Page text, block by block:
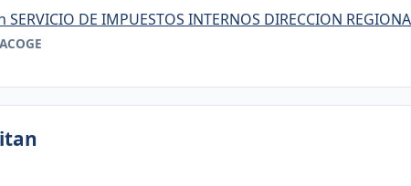
DE IMPUESTOS INTERNOS DIRECCION
ACOGE